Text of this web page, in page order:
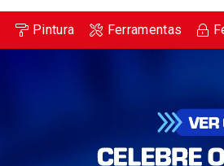
Pintura Ferramentas